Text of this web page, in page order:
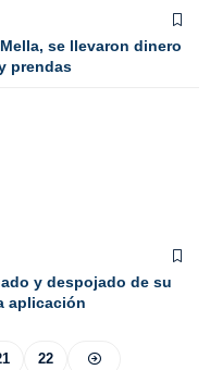
se llevaron dinero
prendas
y despojado de su
aplicación
22